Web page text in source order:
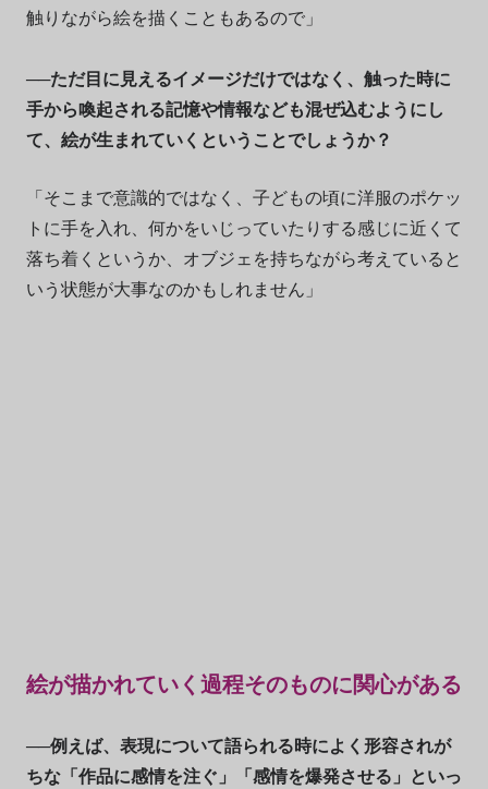
触りながら絵を描くこともあるので」
──ただ目に見えるイメージだけではなく、触った時に
手から喚起される記憶や情報なども混ぜ込むようにし
て、絵が生まれていくということでしょうか？
「そこまで意識的ではなく、子どもの頃に洋服のポケッ
トに手を入れ、何かをいじっていたりする感じに近くて
落ち着くというか、オブジェを持ちながら考えていると
いう状態が大事なのかもしれません」
絵が描かれていく過程そのものに関心がある
──例えば、表現について語られる時によく形容されが
ちな「作品に感情を注ぐ」「感情を爆発させる」といっ